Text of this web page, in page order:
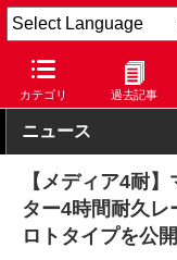
カテゴリ 過去記事
Car Watch 自動車
ニュース
【メディア4耐
ター4時間耐久
ロトタイプを公開